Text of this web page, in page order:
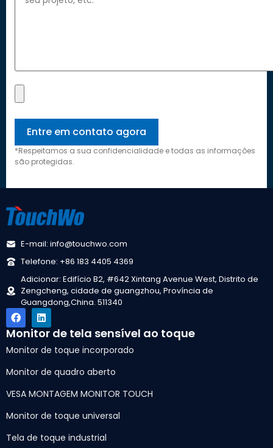
*Respeitamos a sua confidencialidade e todas as informações
são protegidas.
E-mail: info@touchwo.com
Telefone: +86 183 4405 4369
Adicionar: Edifício B2, #642 Xintang Avenue West, Distrito de
Zengcheng, cidade de guangzhou, Província de
Guangdong,China. 511340
Monitor de tela sensível ao toque
Monitor de toque incorporado
Monitor de quadro aberto
VESA MONTAGEM MONITOR TOUCH
Monitor de toque universal
Tela de toque industrial